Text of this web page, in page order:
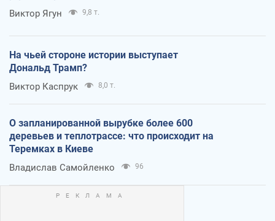
Виктор Ягун 9,8 т.
На чьей стороне истории выступает
Дональд Трамп?
Виктор Каспрук 8,0 т.
О запланированной вырубке более 600
деревьев и теплотрассе: что происходит на
Теремках в Киеве
Владислав Самойленко 96